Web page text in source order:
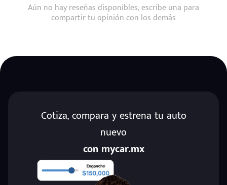
Aún no hay reseñas disponibles, escribe una para
compartir tu opinión con los demás
Cotiza, compara y estrena tu auto
nuevo
con mycar.mx